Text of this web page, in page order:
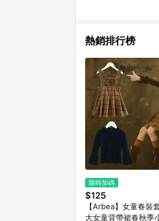
熱銷排行榜
限時加碼
$125
【Arbea】女童春裝
大女童背帶裙春秋季